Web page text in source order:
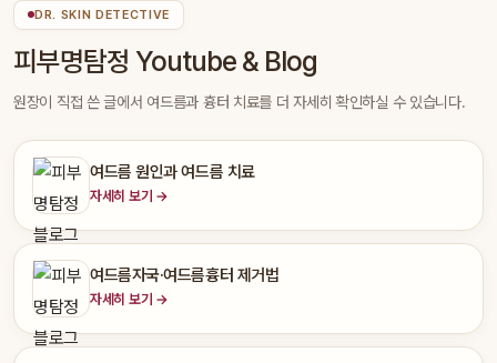
DR. SKIN DETECTIVE
피부명탐정 Youtube & Blog
원장이 직접 쓴 글에서 여드름과 흉터 치료를 더 자세히 확인하실 수 있습니다.
여드름 원인과 여드름 치료
자세히 보기 →
여드름자국·여드름흉터 제거법
자세히 보기 →